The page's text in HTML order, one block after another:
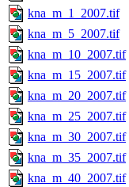
kna_m_1_2007.tif
kna_m_5_2007.tif
kna_m_10_2007.tif
kna_m_15_2007.tif
kna_m_20_2007.tif
kna_m_25_2007.tif
kna_m_30_2007.tif
kna_m_35_2007.tif
kna_m_40_2007.tif